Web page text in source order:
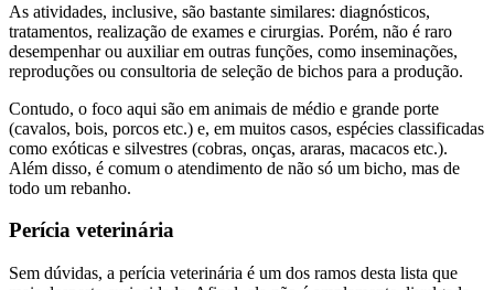
As atividades, inclusive, são bastante similares: diagnósticos,
tratamentos, realização de exames e cirurgias. Porém, não é raro
desempenhar ou auxiliar em outras funções, como inseminações,
reproduções ou consultoria de seleção de bichos para a produção.
Contudo, o foco aqui são em animais de médio e grande porte
(cavalos, bois, porcos etc.) e, em muitos casos, espécies classificadas
como exóticas e silvestres (cobras, onças, araras, macacos etc.).
Além disso, é comum o atendimento de não só um bicho, mas de
todo um rebanho.
Perícia veterinária
Sem dúvidas, a perícia veterinária é um dos ramos desta lista que